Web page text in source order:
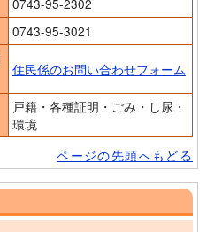
0743-95-3021
住民係のお問い合わせフォーム
戸籍・各種証明・ごみ・し尿・
環境
ページの先頭へもどる